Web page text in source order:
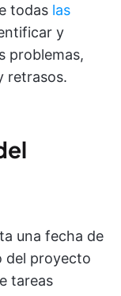
todas las
y
problemas,
retrasos.
una fecha de
del proyecto
tareas